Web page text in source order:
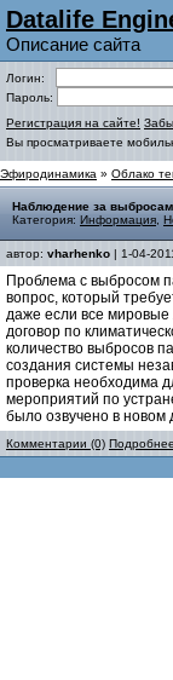
Datalife
Описание сайта
Логин:
Пароль:
Регистрация на сайте!
Вы просматриваете
Эфиродинамика » Облако
Наблюдение за
Категория: Информация
автор: vharhenko | 1-04-
Проблема с выбросом
вопрос, который
даже если все
договор по
количество выбросов
создания системы
проверка необходима
мероприятий по
было озвучено в
Комментарии (0) Подробнее